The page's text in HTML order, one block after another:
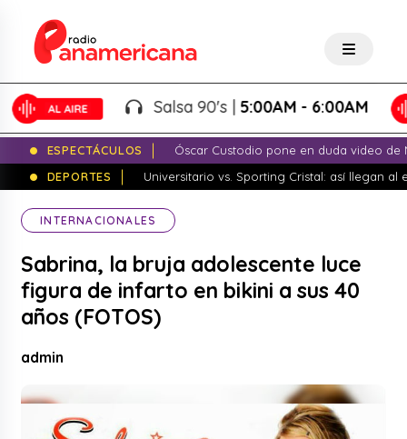
Salsa 90's |5:00AM - 6:00AM
ESPECTÁCULOS
Óscar Custodio pone en duda video de
DEPORTES
Universitario vs. Sporting Cristal: así llegan al
INTERNACIONALES
Sabrina, la bruja adolescente luce
figura de infarto en bikini a sus 40
años (FOTOS)
admin